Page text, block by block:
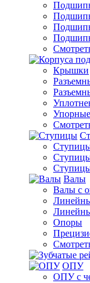
Крышки
Валы
Валы с
Опоры
ОПУ
ОПУ с